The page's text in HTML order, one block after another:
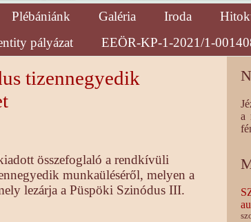
Plébániánk Galéria Iroda
pályázat
EEÖR-KP-1-2021/1-
tizennegyedik
összefoglaló a rendkívüli
munkaüléséről, melyen a
lezárja a Püspöki Szinódus III.
a